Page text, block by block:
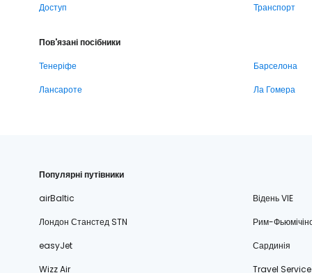
Доступ
Транспорт
Пов'язані посібники
Тенеріфе
Барселона
Лансароте
Ла Гомера
Популярні путівники
airBaltic
Відень VIE
Лондон Станстед STN
Рим-
easyJet
Сардинія
Wizz Air
Travel Service